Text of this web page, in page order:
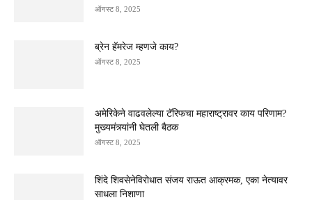
ऑगस्ट 8, 2025
ब्रेन हॅमरेज म्हणजे काय?
ऑगस्ट 8, 2025
अमेरिकेने वाढवलेल्या टॅरिफचा महाराष्ट्रावर काय परिणाम?
मुख्यमंत्र्यांनी घेतली बैठक
ऑगस्ट 8, 2025
शिंदे शिवसेनेविरोधात संजय राऊत आक्रमक, एका नेत्यावर
साधला निशाणा